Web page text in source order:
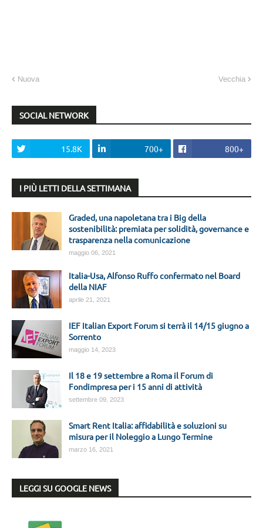
Nuova Vecchia
SOCIAL NETWORK
15.8K 700+ 800+
I PIÙ LETTI DELLA SETTIMANA
Graded, una napoletana tra i Big della
sostenibilità: premiata per solidità, governance e
trasparenza nella comunicazione
maggio 06, 2021
Italia-Usa, Alfonso Ruffo confermato nel Board
della NIAF
aprile 21, 2021
IEF Italian Export Forum si terrà il 14/15 giugno a
Sorrento
maggio 14, 2023
Il 18 e 19 settembre a Roma il Forum di
Fondimpresa per i 15 anni di attività
settembre 09, 2023
Smart Rent Italia: affidabilità e soluzioni su
misura per il Noleggio a Lungo Termine
marzo 16, 2021
LEGGI SU GOOGLE NEWS